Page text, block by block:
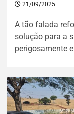
21/09/2025
A tão falada
solução para a
perigosamente